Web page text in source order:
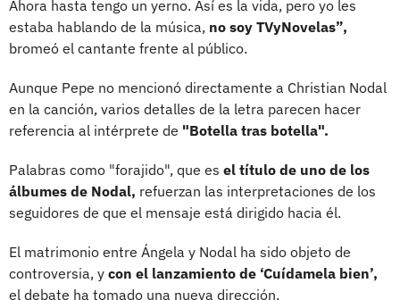
Ahora hasta tengo un yerno. Así es la vida, pero yo les
estaba hablando de la música, no soy TVyNovelas”,
bromeó el cantante frente al público.
Aunque Pepe no mencionó directamente a Christian Nodal
en la canción, varios detalles de la letra parecen hacer
referencia al intérprete de "Botella tras botella".
Palabras como "forajido", que es el título de uno de los
álbumes de Nodal, refuerzan las interpretaciones de los
seguidores de que el mensaje está dirigido hacia él.
El matrimonio entre Ángela y Nodal ha sido objeto de
controversia, y con el lanzamiento de ‘Cuídamela bien’,
el debate ha tomado una nueva dirección.